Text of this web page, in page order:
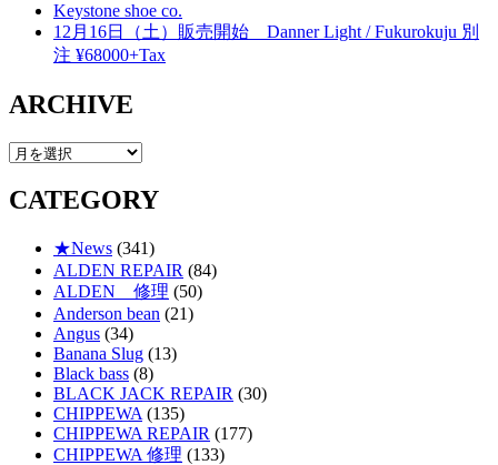
Keystone shoe co.
12月16日（土）販売開始 Danner Light / Fukurokuju 別
注 ¥68000+Tax
ARCHIVE
ARCHIVE
CATEGORY
★News (341)
ALDEN REPAIR (84)
ALDEN 修理 (50)
Anderson bean (21)
Angus (34)
Banana Slug (13)
Black bass (8)
BLACK JACK REPAIR (30)
CHIPPEWA (135)
CHIPPEWA REPAIR (177)
CHIPPEWA 修理 (133)